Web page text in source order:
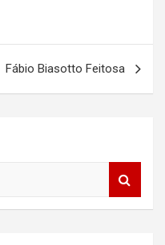
Fábio Biasotto Feitosa